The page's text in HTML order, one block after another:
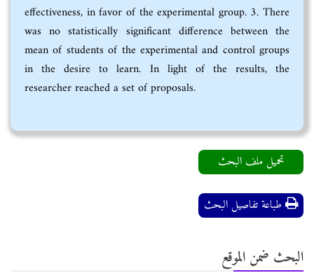
effectiveness, in favor of the experimental group. 3. There
was no statistically significant difference between the
mean of students of the experimental and control groups
in the desire to learn. In light of the results, the
researcher reached a set of proposals.
تحميل ملف البحث
طباعة تفاصيل البحث
البحث ضمن الموقع